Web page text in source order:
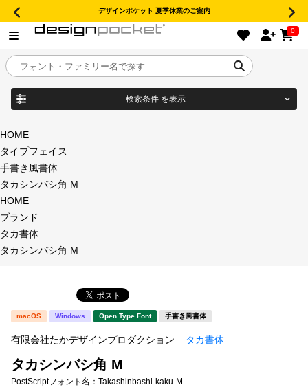
デザインポケット 夏季休業のご案内
0
目的別フォントガイド
特集
年間ライセンス商品
新着一覧
カート
検索条件 を表示
商品名
フォント形式
タイプフェイス
明朝体
角ゴシック
宋朝体
HOME
タイプフェイス
手書き風書体
タカシンバシ角 M
HOME
ブランド
タカ書体
タカシンバシ角 M
macOS Windows Open Type Font 手書き風書体
有限会社たかデザインプロダクション タカ書体
タカシンバシ角 M
PostScriptフォント名： Takashinbashi-kaku-M